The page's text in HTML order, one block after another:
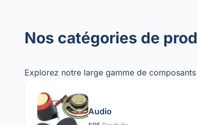
Nos catégories de
Explorez notre large gamme de
Audio